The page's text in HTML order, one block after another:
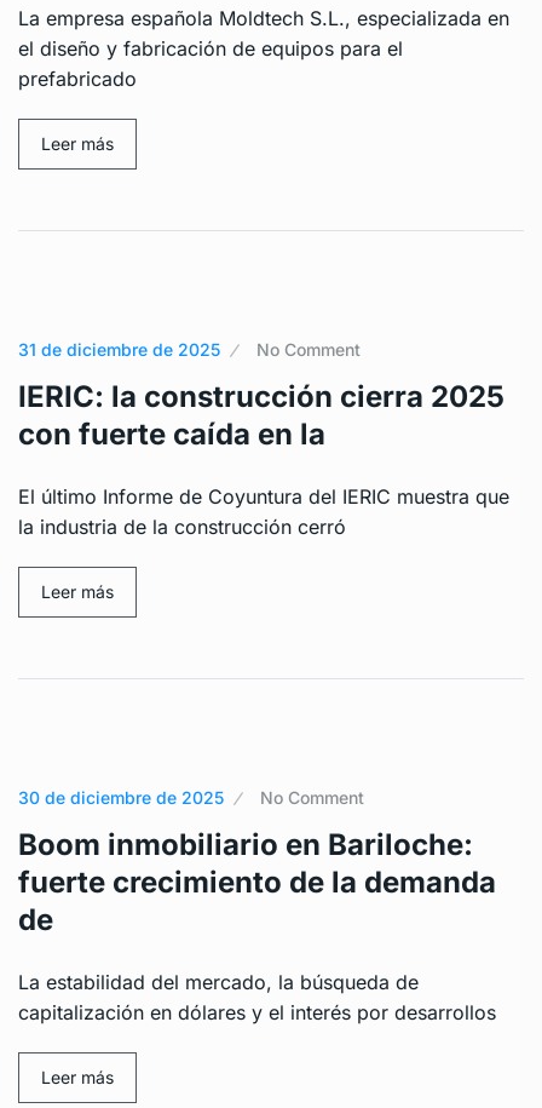
La empresa española Moldtech S.L., especializada en
el diseño y fabricación de equipos para el
prefabricado
Leer más
31 de diciembre de 2025 No Comment
IERIC: la construcción cierra 2025
con fuerte caída en la
El último Informe de Coyuntura del IERIC muestra que
la industria de la construcción cerró
Leer más
30 de diciembre de 2025 No Comment
Boom inmobiliario en Bariloche:
fuerte crecimiento de la demanda
de
La estabilidad del mercado, la búsqueda de
capitalización en dólares y el interés por desarrollos
Leer más